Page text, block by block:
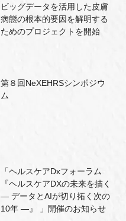
ビッグデータを活用した皮膚
病態の根本的要因を解明する
ためのプロジェクトを開始
第８回NeXEHRSシンポジウ
ム
「ヘルスケアDxフォーラム
『ヘルスケアDXの未来を描く
― データとAIが切り拓く次の
10年 ―』 」開催のお知らせ